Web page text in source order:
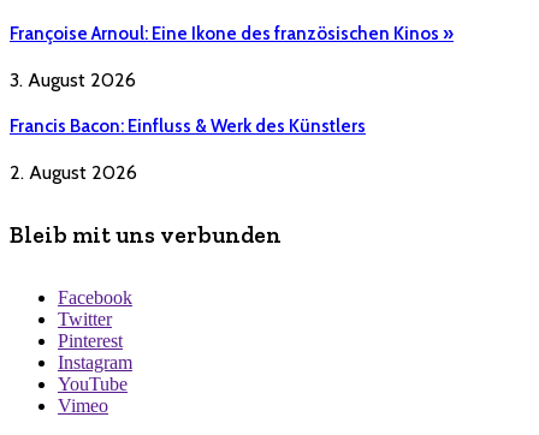
Françoise Arnoul: Eine Ikone des französischen Kinos »
3. August 2026
Francis Bacon: Einfluss & Werk des Künstlers
2. August 2026
Bleib mit uns verbunden
Facebook
Twitter
Pinterest
Instagram
YouTube
Vimeo